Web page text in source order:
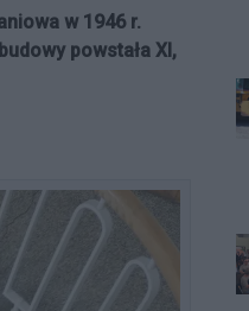
w 1946 r.
powstała XI,